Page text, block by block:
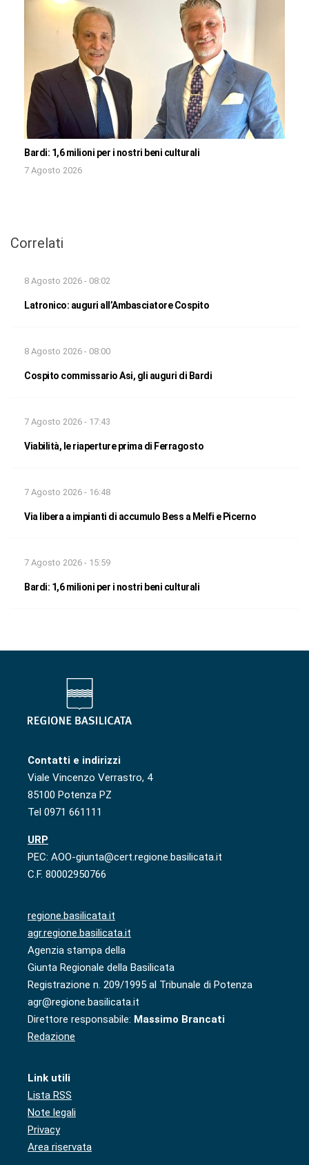
Bardi: 1,6 milioni per i nostri beni culturali
7 Agosto 2026
Correlati
8 Agosto 2026 - 08:02
Latronico: auguri all’Ambasciatore Cospito
8 Agosto 2026 - 08:00
Cospito commissario Asi, gli auguri di Bardi
7 Agosto 2026 - 17:43
Viabilità, le riaperture prima di Ferragosto
7 Agosto 2026 - 16:48
Via libera a impianti di accumulo Bess a Melfi e Picerno
7 Agosto 2026 - 15:59
Bardi: 1,6 milioni per i nostri beni culturali
Contatti e indirizzi
Viale Vincenzo Verrastro, 4
85100 Potenza PZ
Tel 0971 661111
URP
PEC: AOO-giunta@cert.regione.basilicata.it
C.F. 80002950766
regione.basilicata.it
agr.regione.basilicata.it
Agenzia stampa della
Giunta Regionale della Basilicata
Registrazione n. 209/1995 al Tribunale di Potenza
agr@regione.basilicata.it
Direttore responsabile: Massimo Brancati
Redazione
Link utili
Lista RSS
Note legali
Privacy
Area riservata